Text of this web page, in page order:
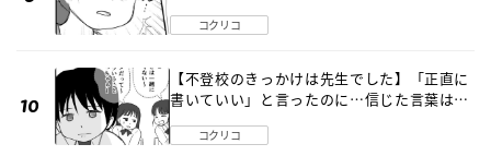
コクリコ
【不登校のきっかけは先生でした】「正直に
書いていい」と言ったのに…信じた言葉は噓
コクリコ